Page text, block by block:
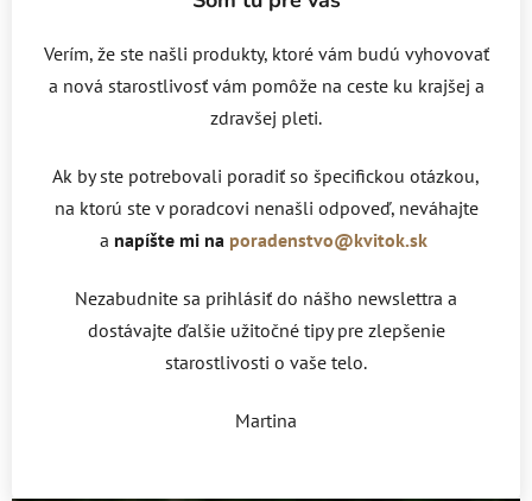
Verím, že ste našli produkty, ktoré vám budú vyhovovať
a nová starostlivosť vám pomôže na ceste ku krajšej a
zdravšej pleti.
Ak by ste potrebovali poradiť so špecifickou otázkou,
na ktorú ste v poradcovi nenašli odpoveď, neváhajte
a napíšte mi na poradenstvo@kvitok.sk
Nezabudnite sa prihlásiť do nášho newslettra a
dostávajte ďalšie užitočné tipy pre zlepšenie
starostlivosti o vaše telo.
Martina